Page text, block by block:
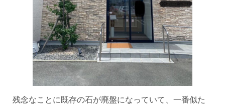
残念なことに既存の石が廃盤になっていて、一番似た